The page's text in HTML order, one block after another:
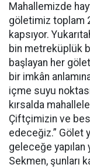
Mahallemizde
göletimiz toplam
kapsıyor.
bin metreküplük
başlayan her
bir imkân
içme suyu
kırsalda
Çiftçimizin ve
edeceğiz.” Gölet
geleceğe yapılan
Sekmen, şunları